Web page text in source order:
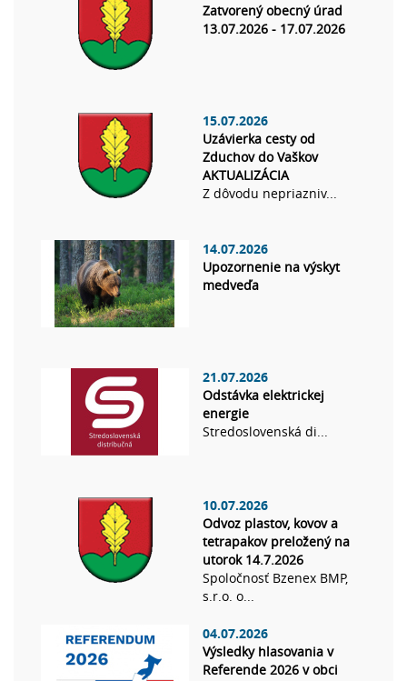
Zatvorený obecný úrad
13.07.2026 - 17.07.2026
15.07.2026
Uzávierka cesty od
Zduchov do Vaškov
AKTUALIZÁCIA
Z dôvodu nepriazniv...
14.07.2026
Upozornenie na výskyt
medveďa
21.07.2026
Odstávka elektrickej
energie
Stredoslovenská di...
10.07.2026
Odvoz plastov, kovov a
tetrapakov preložený na
utorok 14.7.2026
Spoločnosť Bzenex BMP,
s.r.o. o...
04.07.2026
Výsledky hlasovania v
Referende 2026 v obci